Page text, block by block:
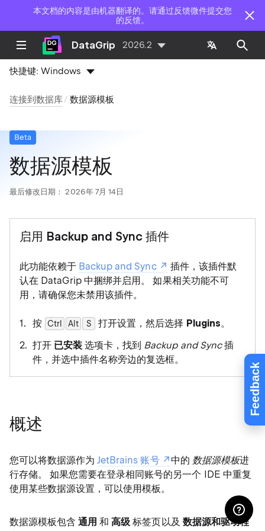
本文档的内容是由机器翻译的。请通过反馈微件提交您
的反馈。
Feedback
DataGrip 2026.2
快捷键:Windows
连接到数据库 数据源模板
Beta
数据源模板
最后修改日期： 2026年 7月 14日
启用 Backup and Sync 插件
此功能依赖于 Backup and Sync
插件，该插件默
认在 DataGrip 中捆绑并启用。 如果相关功能不可
用，请确保您未禁用该插件。
按 Ctrl Alt 0
S 打开设置，然后选择 Plugins。
打开 已安装 选项卡，找到 Backup and Sync插
件，并选中插件名称旁边的复选框。
概述
您可以将数据源作为JetBrains 账号 中的 数据源模板进
行存储。 如果您需要在登录相同账号的另一个 IDE 中重复
使用某些数据源设置，可以使用模板。
数据源模板包含通用 和高级 标签页以及 数据源和驱动程